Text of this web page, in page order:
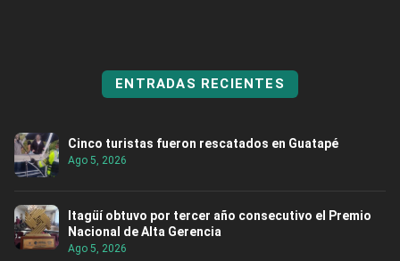
ENTRADAS RECIENTES
Cinco turistas fueron rescatados en Guatapé
Ago 5, 2026
Itagüí obtuvo por tercer año consecutivo el Premio
Nacional de Alta Gerencia
Ago 5, 2026